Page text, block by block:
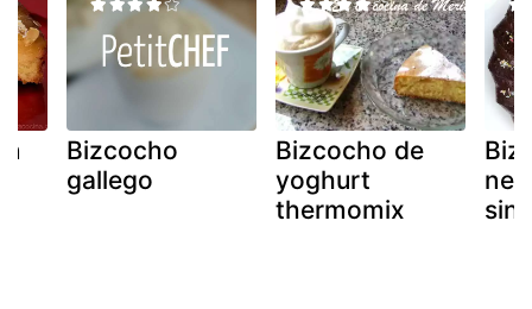
Bizcocho
gallego
Bizcocho de
yoghurt
thermomix
sin